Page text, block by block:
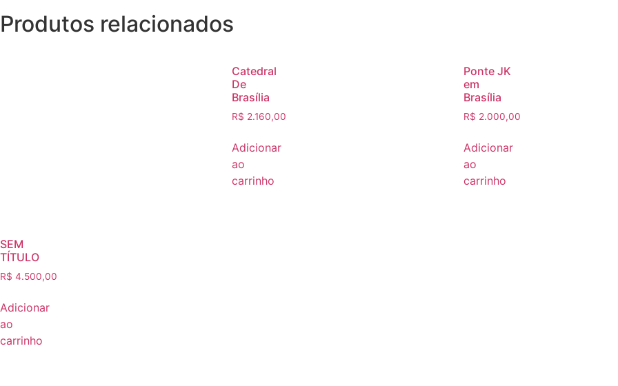
Produtos relacionados
Catedral
De
Brasília
R$ 2.160,00
Adicionar
ao
carrinho
Ponte JK
em
Brasília
R$ 2.000,00
Adicionar
ao
carrinho
SEM
TÍTULO
R$ 4.500,00
Adicionar
ao
carrinho